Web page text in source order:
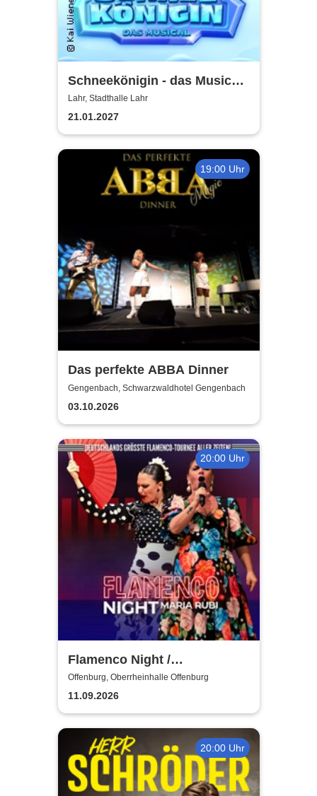
Schneekönigin - das Musical |
Theater Liberi
Lahr, Stadthalle Lahr
21.01.2027
19:00 Uhr
Das perfekte ABBA Dinner
Gengenbach, Schwarzwaldhotel Gengenbach
03.10.2026
20:00 Uhr
Flamenco Night /
Flamencomanía Tour 26/27 -
Deutschlands größte
Flamenco-Tournee
Offenburg, Oberrheinhalle Offenburg
11.09.2026
20:00 Uhr